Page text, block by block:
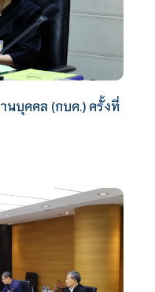
นบุคคล (กบค.) ครั้งที่